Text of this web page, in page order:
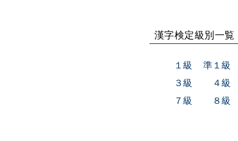
漢字検定級別一覧
１級 準１級
３級
４級
７級
８級